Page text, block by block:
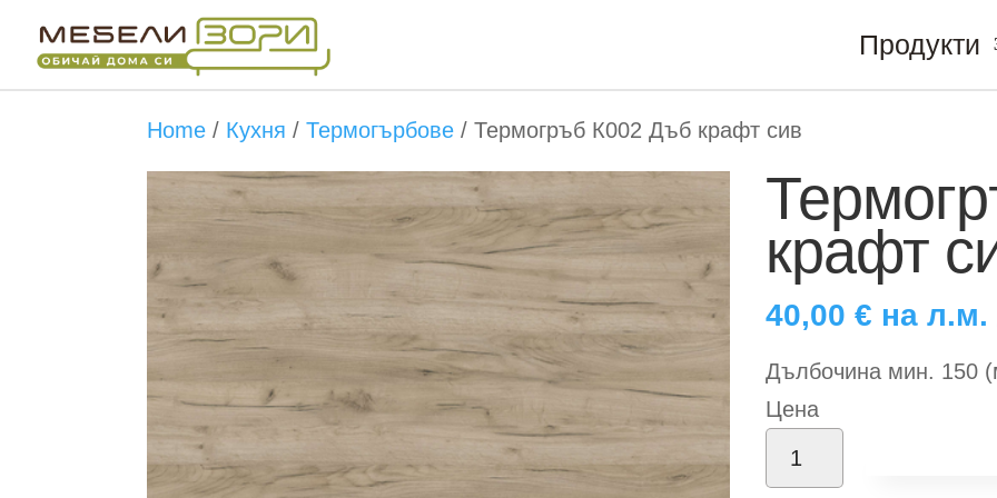
Продукти
Бърза поръчка
Home / Кухня / Термогърбове / Термогръб К002 Дъб крафт сив
крафт
40,00€ на л.м.
Дълбочина мин. 150
Цена
количество
за